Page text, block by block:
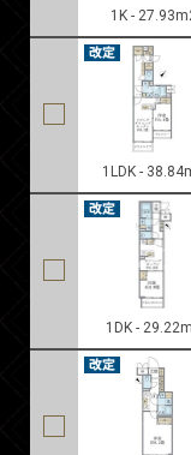
1K -
1LDK -
1DK -